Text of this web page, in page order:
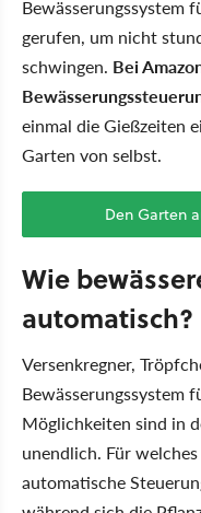
Bewässerungssystem
gerufen, um nicht
schwingen. Bei
einmal die Gießzeiten
Garten von selbst.
Den Garten
Wie
automatisch?
Versenkregner,
Bewässerungssystem
Möglichkeiten sind in
unendlich. Für
automatische